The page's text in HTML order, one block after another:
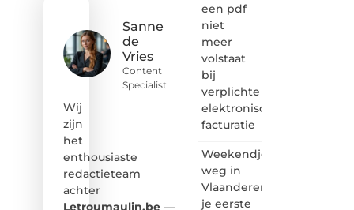
Sanne
de
Vries
Content
Specialist
Wij
zijn
het
enthousiaste
redactieteam
achter
Letroumaulin.be—
een pdf
niet
meer
volstaat
bij
verplichte
elektronische
facturatie
Weekendje
weg in
Vlaanderen:
je eerste